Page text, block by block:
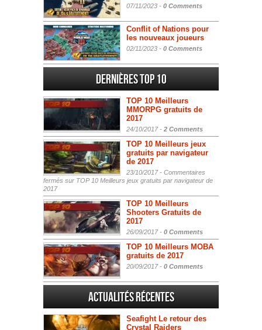
07/11/2023 - 0 Comments
Conflit of Nations pour
les nouveaux joueurs
02/11/2023 - 0 Comments
Dernières Top 10
TOP 10 Meilleurs
MMORPG gratuits de
2017
24/10/2017 - 2 Comments
TOP 10 Meilleurs jeux
gratuits par navigateur
de 2017
23/10/2017 - Commentaires
fermés sur TOP 10 Meilleurs jeux gratuits par navigateur de
2017
TOP 10 Meilleurs
Shooters Gratuits de
2017
26/09/2017 - 0 Comments
TOP 10 Meilleurs MOBA
gratuits de 2017
20/09/2017 - 0 Comments
Actualités Récentes
Seafight Le retour des
Crystal Raiders